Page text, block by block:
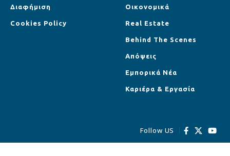
Διαφήμιση
Cookies Policy
Οικονομικά
Real Estate
Behind The Scenes
Απόψεις
Εμπορικά Νέα
Καριέρα & Εργασία
Follow US